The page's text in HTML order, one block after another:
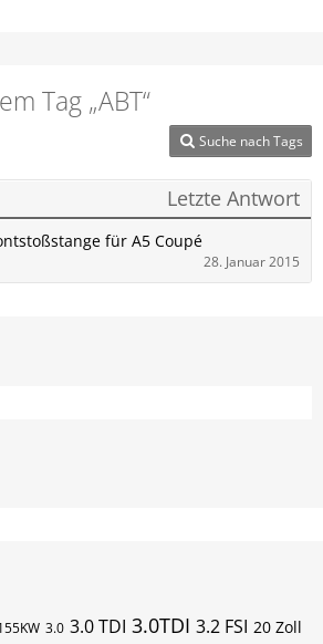
Tag „ABT“
Suche nach Tags
Letzte Antwort
für A5 Coupé
28. Januar 2015
3.0 3.0 TDI 3.0TDI 3.2 FSI 20 Zoll